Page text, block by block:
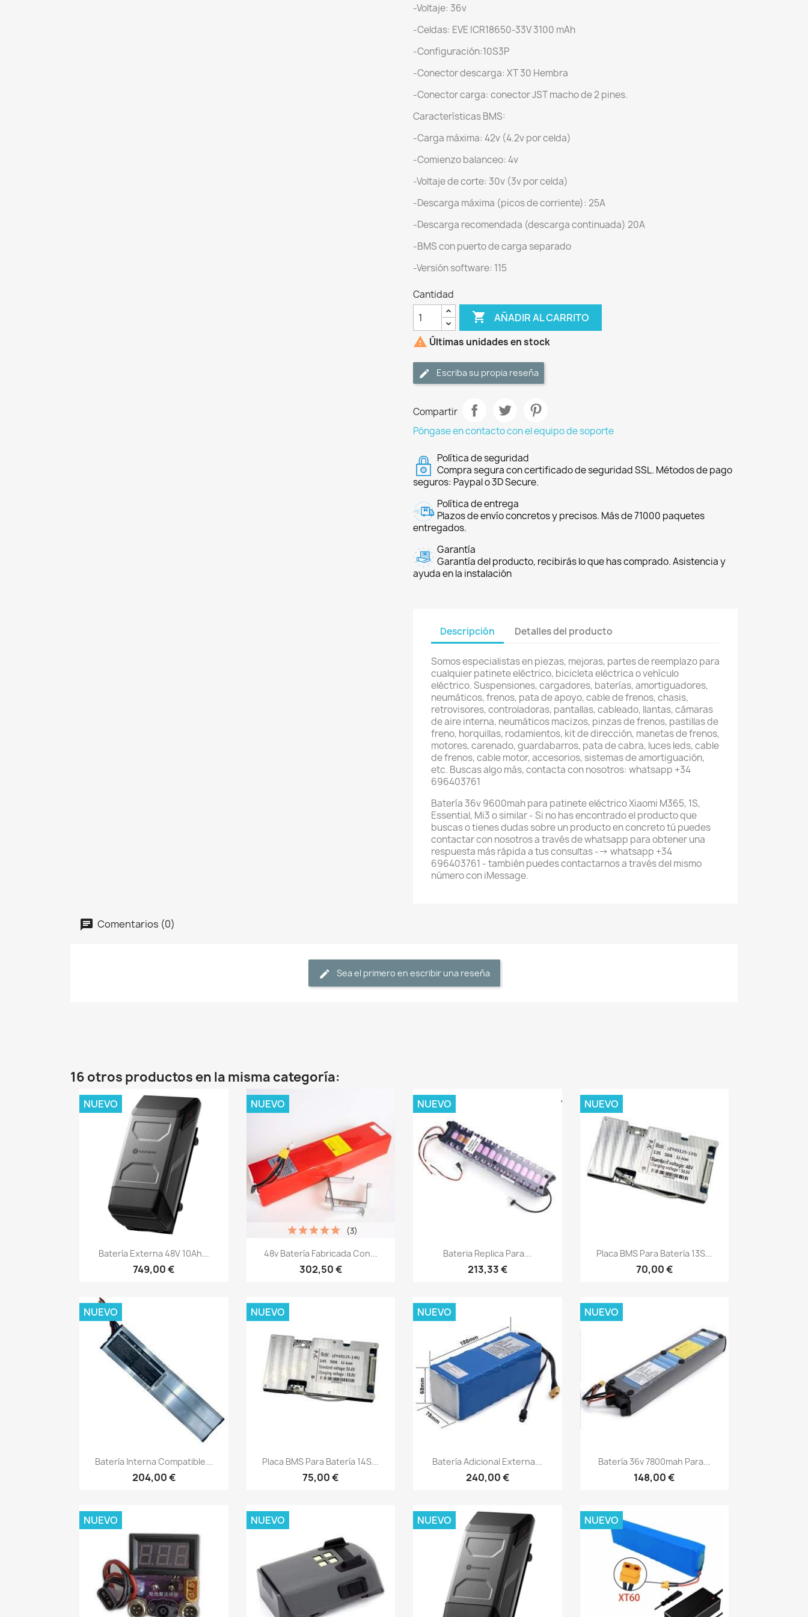
-Voltaje: 36v
-Celdas: EVE ICR18650-33V 3100 mAh
-Configuración:10S3P
-Conector descarga: XT 30 Hembra
-Conector carga: conector JST macho de 2 pines.
Características BMS:
-Carga máxima: 42v (4.2v por celda)
-Comienzo balanceo: 4v
-Voltaje de corte: 30v (3v por celda)
-Descarga máxima (picos de corriente): 25A
-Descarga recomendada (descarga continuada) 20A
-BMS con puerto de carga separado
-Versión software: 115
Cantidad
 AÑADIR AL CARRITO
 Últimas unidades en stock
Escriba su propia reseña
Compartir
Póngase en contacto con el equipo de soporte
Política de seguridad
Compra segura con certificado de seguridad SSL. Métodos de pago
seguros: Paypal o 3D Secure.
Política de entrega
Plazos de envío concretos y precisos. Más de 71000 paquetes
entregados.
Garantía
Garantía del producto, recibirás lo que has comprado. Asistencia y
ayuda en la instalación
Descripción Detalles del producto
Somos especialistas en piezas, mejoras, partes de reemplazo para
cualquier patinete eléctrico, bicicleta eléctrica o vehículo
eléctrico. Suspensiones, cargadores, baterías, amortiguadores,
neumáticos, frenos, pata de apoyo, cable de frenos, chasis,
retrovisores, controladoras, pantallas, cableado, llantas, cámaras
de aire interna, neumáticos macizos, pinzas de frenos, pastillas de
freno, horquillas, rodamientos, kit de dirección, manetas de frenos,
motores, carenado, guardabarros, pata de cabra, luces leds, cable
de frenos, cable motor, accesorios, sistemas de amortiguación,
etc. Buscas algo más, contacta con nosotros: whatsapp +34
696403761
Batería 36v 9600mah para patinete eléctrico Xiaomi M365, 1S,
Essential, Mi3 o similar - Si no has encontrado el producto que
buscas o tienes dudas sobre un producto en concreto tú puedes
contactar con nosotros a través de whatsapp para obtener una
respuesta más rápida a tus consultas --> whatsapp +34
696403761 - también puedes contactarnos a través del mismo
número con iMessage.
Comentarios (0)
Sea el primero en escribir una reseña
16 otros productos en la misma categoría:
Vista rápida
Batería Externa 48V 10Ah...
749,00 €
NUEVO
Vista rápida
48v Batería Fabricada Con...
302,50 €
(3)
NUEVO
Vista rápida
Bateria Replica Para...
213,33 €
NUEVO
Vista rápida
Placa BMS Para Batería 13S...
70,00 €
NUEVO
Vista rápida
Batería Interna Compatible...
204,00 €
NUEVO
Vista rápida
Placa BMS Para Batería 14S...
75,00 €
NUEVO
Vista rápida
Batería Adicional Externa...
240,00 €
NUEVO
Vista rápida
Batería 36v 7800mah Para...
148,00 €
NUEVO
NUEVO NUEVO NUEVO NUEVO